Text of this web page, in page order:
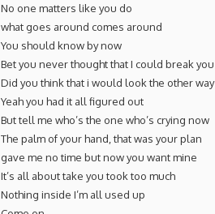
No one matters like you do
what goes around comes around
You should know by now
Bet you never thought that I could break you
Did you think that i would look the other way
Yeah you had it all figured out
But tell me who’s the one who’s crying now
The palm of your hand, that was your plan
gave me no time but now you want mine
It’s all about take you took too much
Nothing inside I’m all used up